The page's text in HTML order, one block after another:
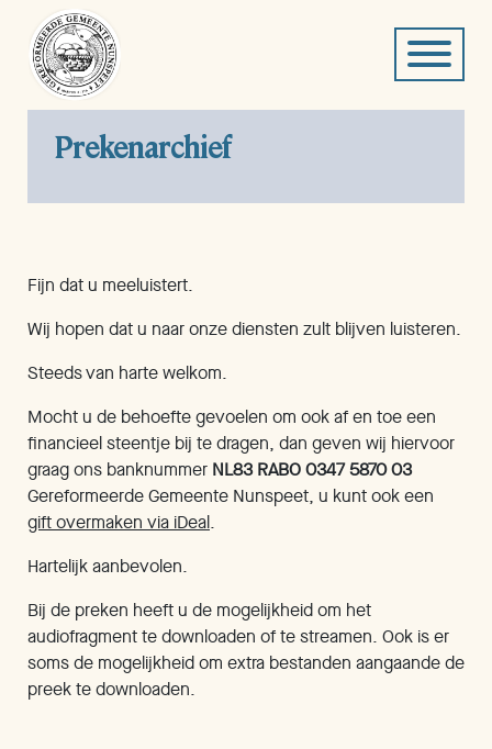
Prekenarchief
Fijn dat u meeluistert.
Wij hopen dat u naar onze diensten zult blijven luisteren.
Steeds van harte welkom.
Mocht u de behoefte gevoelen om ook af en toe een
financieel steentje bij te dragen, dan geven wij hiervoor
graag ons banknummer NL83 RABO 0347 5870 03
Gereformeerde Gemeente Nunspeet, u kunt ook een
gift overmaken via iDeal .
Hartelijk aanbevolen.
Bij de preken heeft u de mogelijkheid om het
audiofragment te downloaden of te streamen. Ook is er
soms de mogelijkheid om extra bestanden aangaande de
preek te downloaden.